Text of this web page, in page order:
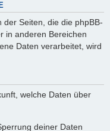
der Seiten, die die phpBB-
in anderen Bereichen
Daten verarbeitet, wird
welche Daten über
deiner Daten